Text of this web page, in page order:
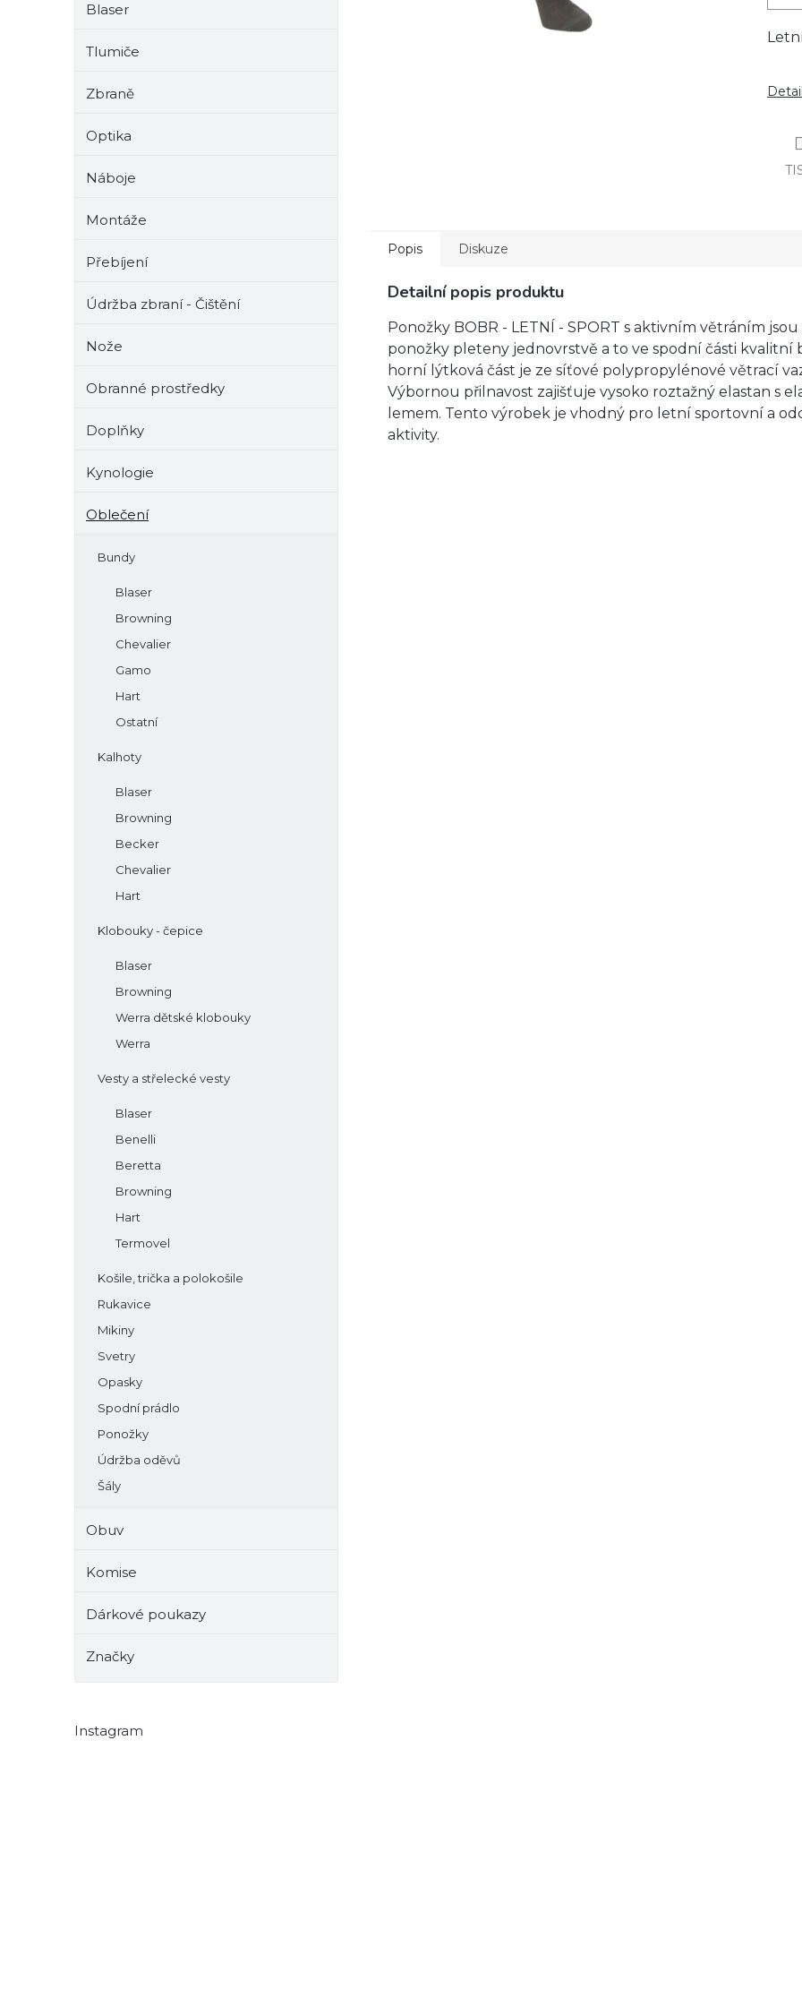
Blaser
Tlumiče
Zbraně
Optika
Náboje
Montáže
Přebíjení
Údržba zbraní - Čištění
Nože
Obranné prostředky
Doplňky
Kynologie
Oblečení
Bundy
Blaser
Browning
Chevalier
Gamo
Hart
Ostatní
Kalhoty
Blaser
Browning
Becker
Chevalier
Hart
Klobouky - čepice
Blaser
Browning
Werra dětské klobouky
Werra
Vesty a střelecké vesty
Blaser
Benelli
Beretta
Browning
Hart
Termovel
Košile, trička a polokošile
Rukavice
Mikiny
Svetry
Opasky
Spodní prádlo
Ponožky
Údržba oděvů
Šály
Obuv
Komise
Dárkové poukazy
Značky
Instagram
Popis Diskuze
Detailní popis produktu
Ponožky BOBR - LETNÍ - SPORT s aktivním větráním
ponožky pleteny jednovrstvě a to ve spodní části kvalitní
horní lýtková část je ze síťové polypropylénové větrací
Výbornou přilnavost zajišťuje vysoko roztažný elastan s
lemem. Tento výrobek je vhodný pro letní sportovní a
aktivity.